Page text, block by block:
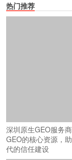
热门推荐
深圳原生GEO服务
GEO的核心资源，
代的信任建设